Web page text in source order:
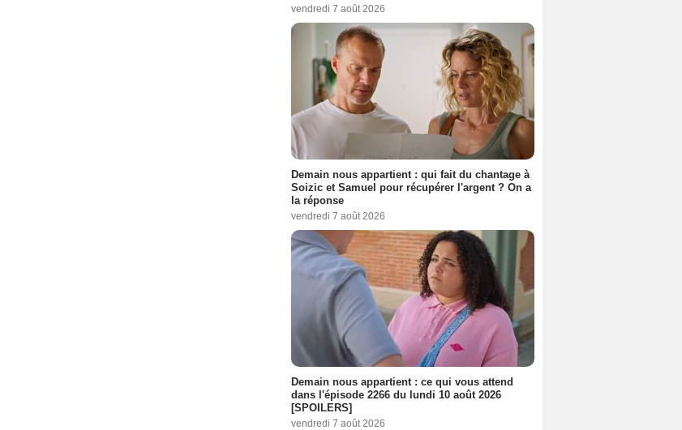
vendredi 7 août 2026
Demain nous appartient : qui fait du chantage à
Soizic et Samuel pour récupérer l'argent ? On a
la réponse
vendredi 7 août 2026
Demain nous appartient : ce qui vous attend
dans l'épisode 2266 du lundi 10 août 2026
[SPOILERS]
vendredi 7 août 2026